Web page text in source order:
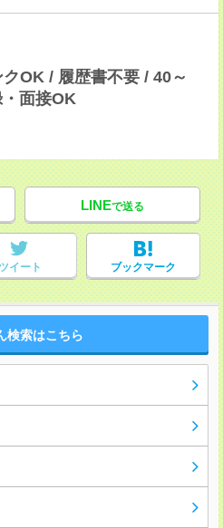
OK / 履歴書不要 / 40～
面接OK
LINEで送る
ツイート ブックマーク
検索はこちら